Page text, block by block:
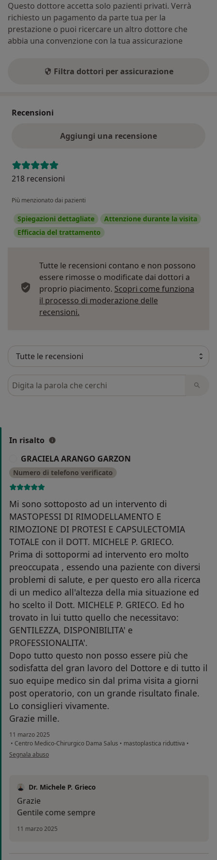
Questo dottore accetta solo pazienti privati. Verrà
richiesto un pagamento da parte tua per la
prestazione o puoi ricercare un altro dottore che
abbia una convenzione con la tua assicurazione
Filtra dottori per assicurazione
Recensioni
Aggiungi una recensione
218 recensioni
Più menzionato dai pazienti
Spiegazioni dettagliate
Attenzione durante la visita
Efficacia del trattamento
Tutte le recensioni contano e non possono
essere rimosse o modificate dai dottori a
proprio piacimento. Scopri come funziona
il processo di moderazione delle
recensioni.
Cerca nelle recensioni
In risalto
GRACIELA ARANGO GARZON
Numero di telefono verificato
Mi sono sottoposto ad un intervento di
MASTOPESSI DI RIMODELLAMENTO E
RIMOZIONE DI PROTESI E CAPSULECTOMIA
TOTALE con il DOTT. MICHELE P. GRIECO.
Prima di sottopormi ad intervento ero molto
preoccupata , essendo una paziente con diversi
problemi di salute, e per questo ero alla ricerca
di un medico all'altezza della mia situazione ed
ho scelto il Dott. MICHELE P. GRIECO. Ed ho
trovato in lui tutto quello che necessitavo:
GENTILEZZA, DISPONIBILITA' e
PROFESSIONALITA'.
Dopo tutto questo non posso essere più che
sodisfatta del gran lavoro del Dottore e di tutto il
suo equipe medico sin dal prima visita a giorni
post operatorio, con un grande risultato finale.
Lo consiglieri vivamente.
Grazie mille.
11 marzo 2025
• Centro Medico-Chirurgico Dama Salus • mastoplastica riduttiva •
secondo l'opinione dell'utente GRACIELA ARANGO GARZON
Segnala abuso
Dr. Michele P. Grieco
Grazie
Gentile come sempre
11 marzo 2025